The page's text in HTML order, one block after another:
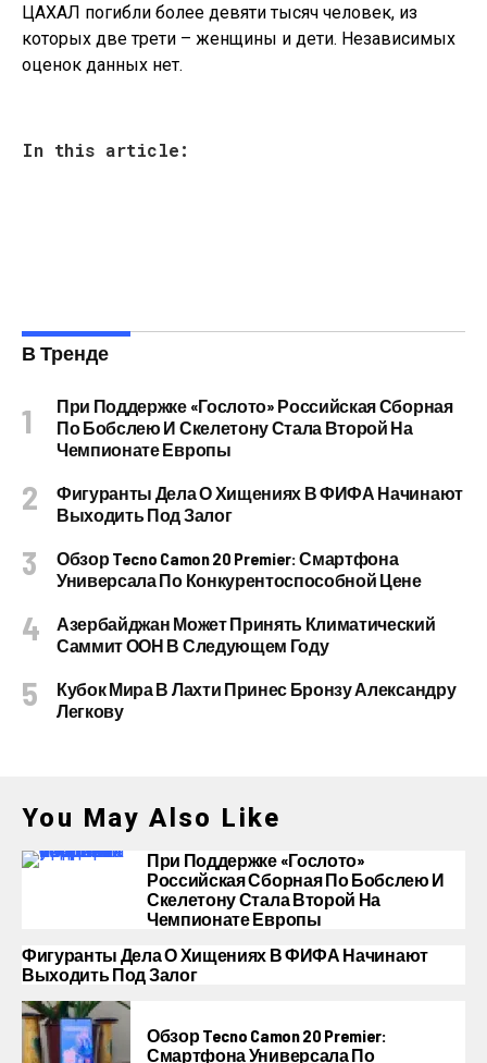
ЦАХАЛ погибли более девяти тысяч человек, из
которых две трети – женщины и дети. Независимых
оценок данных нет.
In this article:
В Тренде
При Поддержке «Гослото» Российская Сборная
По Бобслею И Скелетону Стала Второй На
Чемпионате Европы
Фигуранты Дела О Хищениях В ФИФА Начинают
Выходить Под Залог
Обзор Tecno Camon 20 Premier: Смартфона
Универсала По Конкурентоспособной Цене
Азербайджан Может Принять Климатический
Саммит ООН В Следующем Году
Кубок Мира В Лахти Принес Бронзу Александру
Легкову
You May Also Like
При Поддержке «Гослото»
Российская Сборная По Бобслею И
Скелетону Стала Второй На
Чемпионате Европы
Фигуранты Дела О Хищениях В ФИФА Начинают
Выходить Под Залог
Обзор Tecno Camon 20 Premier:
Смартфона Универсала По